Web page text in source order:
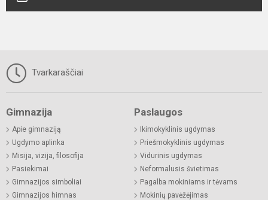
Tvarkaraščiai
Gimnazija
Apie gimnaziją
Ugdymo aplinka
Misija, vizija, filosofija
Pasiekimai
Gimnazijos simboliai
Gimnazijos himnas
Paslaugos
Ikimokyklinis ugdymas
Priešmokyklinis ugdymas
Vidurinis ugdymas
Neformalusis švietimas
Pagalba mokiniams ir tėvams
Mokinių pavėžėjimas